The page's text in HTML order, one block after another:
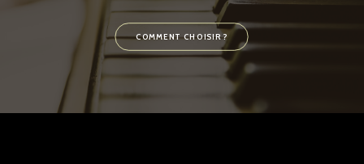
COMMENT CHOISIR ?